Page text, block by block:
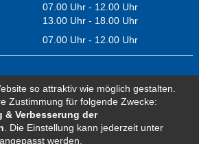
07.00 Uhr - 12.00 Uhr
13.00 Uhr - 18.00 Uhr
07.00 Uhr - 12.00 Uhr
so attraktiv wie möglich gestalten.
Zustimmung für folgende Zwecke:
Verbesserung der
. Die Einstellung kann jederzeit unter
angepasst werden.